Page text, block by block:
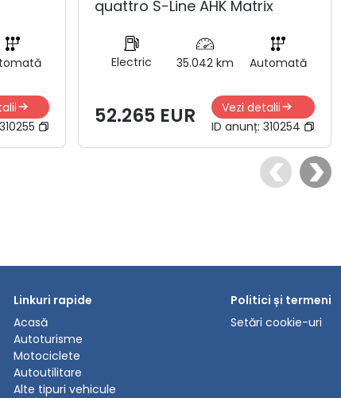
310255
quattro S-Line AHK Matrix
Electric 35.042 km Automată
52.265 EUR
Vezi detalii
ID anunț: 310254
Linkuri rapide
Acasă
Autoturisme
Motociclete
Autoutilitare
Alte tipuri vehicule
Politici și termeni
Setări cookie-uri